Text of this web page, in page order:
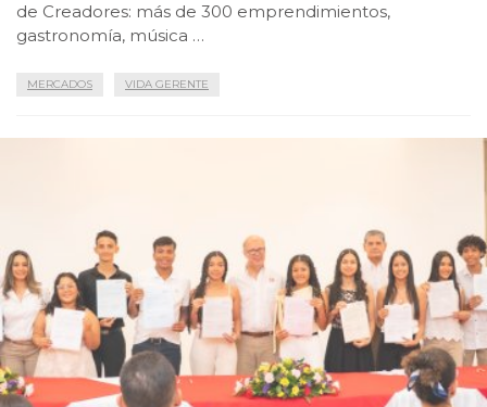
de Creadores: más de 300 emprendimientos,
gastronomía, música …
MERCADOS VIDA GERENTE